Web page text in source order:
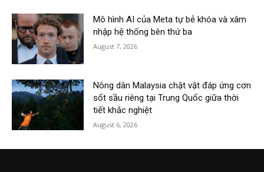
Mô hình AI của Meta tự bẻ khóa và xâm
nhập hệ thống bên thứ ba
August 7, 2026
Nông dân Malaysia chật vật đáp ứng cơn
sốt sầu riêng tại Trung Quốc giữa thời
tiết khắc nghiệt
August 6, 2026